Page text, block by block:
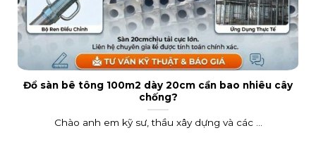
Đổ sàn bê tông 100m2 dày 20cm cần bao nhiêu cây
chống?
Chào anh em kỹ sư, thầu xây dựng và các ...